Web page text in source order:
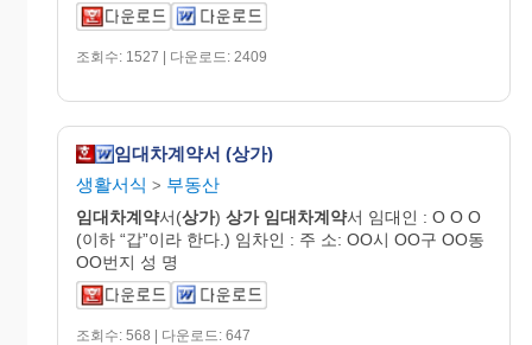
조회수: 1527 | 다운로드: 2409
임대차계약서 (상가)
생활서식 > 부동산
임대차계약서(상가) 상가 임대차계약서 임대인 : O O O
(이하 “갑”이라 한다.) 임차인 : 주 소: OO시 OO구 OO동
OO번지 성 명
조회수: 568 | 다운로드: 647